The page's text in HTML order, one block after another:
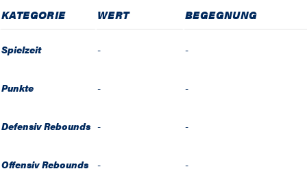
KATEGORIE WERT BEGEGNUNG
Spielzeit - -
Punkte - -
Defensiv Rebounds - -
Offensiv Rebounds - -